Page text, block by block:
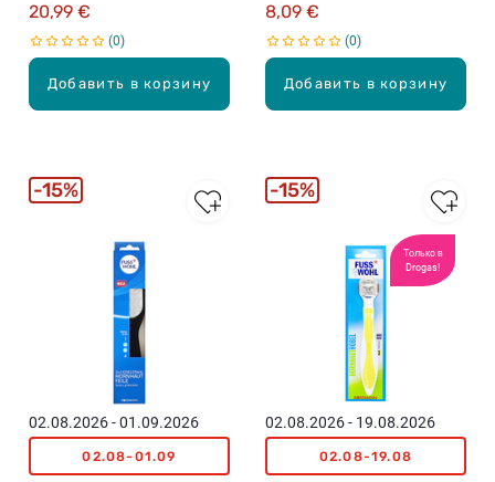
Добавить в корзину
20,99 €
0
Добавить в корзину
8,09 €
0
02.08.2026 - 01.09.2026
02.08-01.09
15%
Только в
Drogas!
02.08.2026 - 19.08.2026
02.08-19.08
15%